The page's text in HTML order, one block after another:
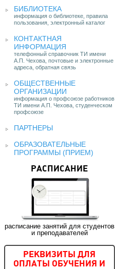
БИБЛИОТЕКА
информация о библиотеке, правила
пользования, электронный каталог
КОНТАКТНАЯ
ИНФОРМАЦИЯ
телефонный справочник ТИ имени
А.П. Чехова, почтовые и электронные
адреса, обратная связь
ОБЩЕСТВЕННЫЕ
ОРГАНИЗАЦИИ
информация о профсоюзе работников
ТИ имени А.П. Чехова, студенческом
профсоюзе
ПАРТНЕРЫ
ОБРАЗОВАТЕЛЬНЫЕ
ПРОГРАММЫ (ПРИЕМ)
РАСПИСАНИЕ
расписание занятий для студентов
и преподавателей
РЕКВИЗИТЫ ДЛЯ
ОПЛАТЫ ОБУЧЕНИЯ И